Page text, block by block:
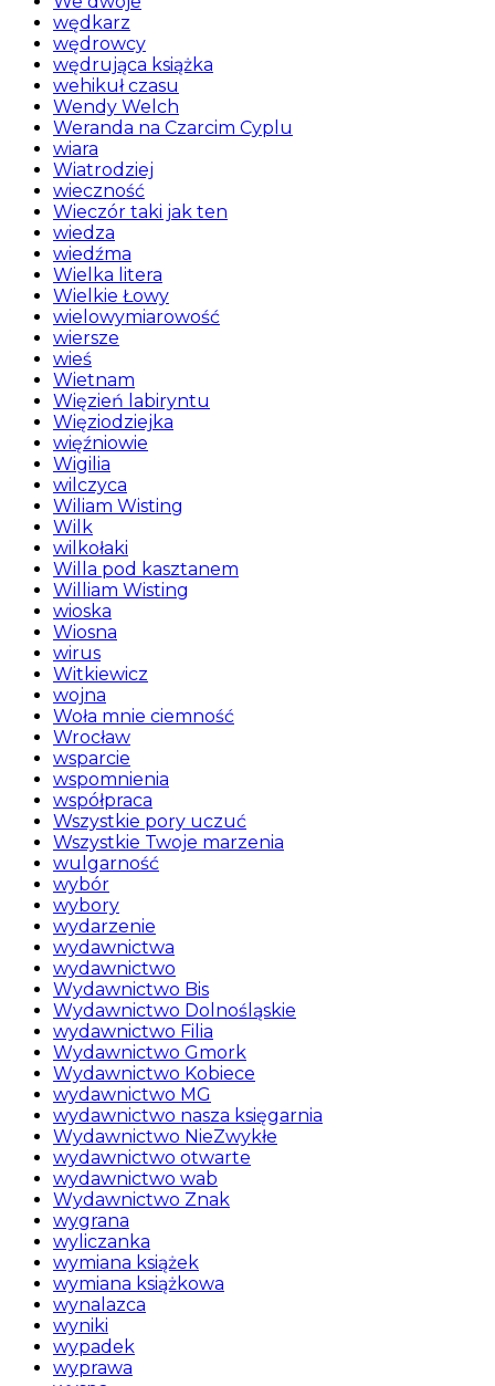
wędkarz
wędrowcy
wędrująca książka
wehikuł czasu
Wendy Welch
Weranda na Czarcim Cyplu
wiara
Wiatrodziej
wieczność
Wieczór taki jak ten
wiedza
wiedźma
Wielka litera
Wielkie Łowy
wielowymiarowość
wiersze
wieś
Wietnam
Więzień labiryntu
Więziodziejka
więźniowie
Wigilia
wilczyca
Wiliam Wisting
Wilk
wilkołaki
Willa pod kasztanem
William Wisting
wioska
Wiosna
wirus
Witkiewicz
wojna
Woła mnie ciemność
Wrocław
wsparcie
wspomnienia
współpraca
Wszystkie pory uczuć
Wszystkie Twoje marzenia
wulgarność
wybór
wybory
wydarzenie
wydawnictwa
wydawnictwo
Wydawnictwo Bis
Wydawnictwo Dolnośląskie
wydawnictwo Filia
Wydawnictwo Gmork
Wydawnictwo Kobiece
wydawnictwo MG
wydawnictwo nasza księgarnia
Wydawnictwo NieZwykłe
wydawnictwo otwarte
wydawnictwo wab
Wydawnictwo Znak
wygrana
wyliczanka
wymiana książek
wymiana książkowa
wynalazca
wyniki
wypadek
wyprawa